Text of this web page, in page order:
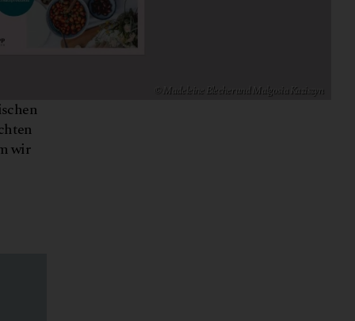
© Madeleine Blecher und Malgosia Kaziszyn
wir